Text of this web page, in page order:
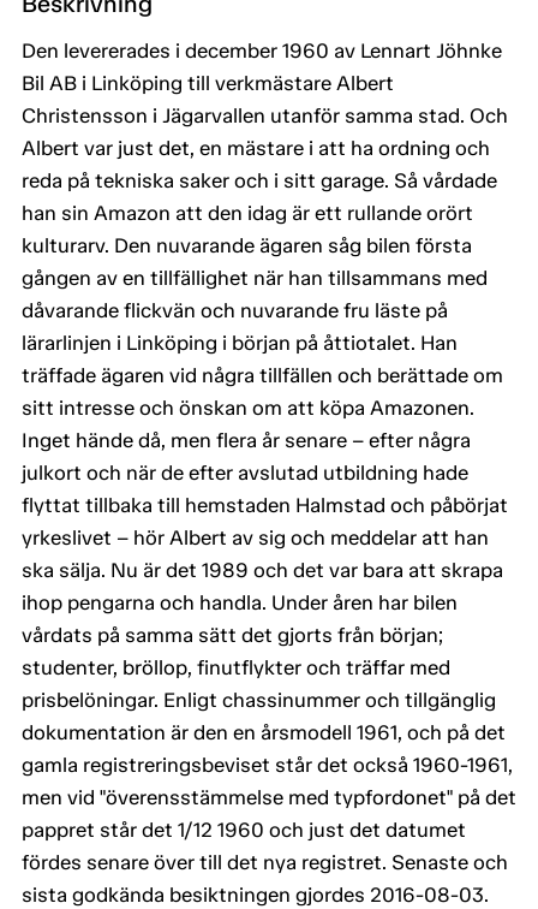
Den levererades i december 1960 av Lennart Jöhnke
Bil AB i Linköping till verkmästare Albert
Christensson i Jägarvallen utanför samma stad. Och
Albert var just det, en mästare i att ha ordning och
reda på tekniska saker och i sitt garage. Så vårdade
han sin Amazon att den idag är ett rullande orört
kulturarv. Den nuvarande ägaren såg bilen första
gången av en tillfällighet när han tillsammans med
dåvarande flickvän och nuvarande fru läste på
lärarlinjen i Linköping i början på åttiotalet. Han
träffade ägaren vid några tillfällen och berättade om
sitt intresse och önskan om att köpa Amazonen.
Inget hände då, men flera år senare – efter några
julkort och när de efter avslutad utbildning hade
flyttat tillbaka till hemstaden Halmstad och påbörjat
yrkeslivet – hör Albert av sig och meddelar att han
ska sälja. Nu är det 1989 och det var bara att skrapa
ihop pengarna och handla. Under åren har bilen
vårdats på samma sätt det gjorts från början;
studenter, bröllop, finutflykter och träffar med
prisbelöningar. Enligt chassinummer och tillgänglig
dokumentation är den en årsmodell 1961, och på det
gamla registreringsbeviset står det också 1960-1961,
men vid "överensstämmelse med typfordonet" på det
pappret står det 1/12 1960 och just det datumet
fördes senare över till det nya registret. Senaste och
sista godkända besiktningen gjordes 2016-08-03.